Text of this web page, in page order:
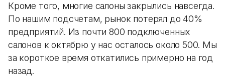
Кроме того, многие салоны закрылись навсегда.
По нашим подсчетам, рынок потерял до 40%
предприятий. Из почти 800 подключенных
салонов к октябрю у нас осталось около 500. Мы
за короткое время откатились примерно на год
назад.